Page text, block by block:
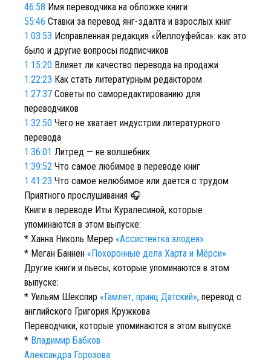
46:58 Имя переводчика на обложке книги
55:46 Ставки за перевод янг-эдалта и взрослых книг
1:03:53 Исправленная редакция «Йеллоуфейса»: как это
было и другие вопросы подписчиков
1:15:20 Влияет ли качество перевода на продажи
1:22:23 Как стать литературным редактором
1:27:37 Советы по саморедактированию для
переводчиков
1:32:50 Чего не хватает индустрии литературного
перевода
1:36:01 Литред — не волшебник
1:39:52 Что самое любимое в переводе книг
1:41:23 Что самое нелюбимое или дается с трудом
Приятного прослушивания 🎧
Книги в переводе Иты Куралесиной, которые
упоминаются в этом выпуске:
* Ханна Николь Мерер «Ассистентка злодея»
* Меган Баннен «Похоронные дела Харта и Мёрси»
Другие книги и пьесы, которые упоминаются в этом
выпуске:
* Уильям Шекспир «Гамлет, принц Датский», перевод с
английского Григория Кружкова
Переводчики, которые упоминаются в этом выпуске:
* Владимир Бабков
Александра Горохова